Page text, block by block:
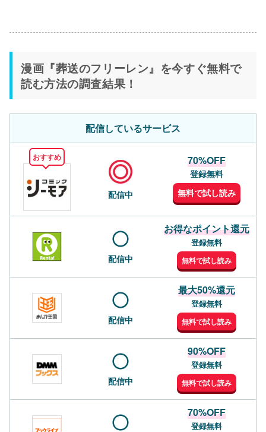
漫画『葬送のフリーレン』を今すぐ無料で
読む方法の調査結果！
配信しているサービス
おすすめ
配信中
70%OFF
登録無料
無料で試し読み
配信中
お得なポイント還元
登録無料
無料で試し読み
配信中
最大50%還元
登録無料
無料で試し読み
配信中
90%OFF
登録無料
無料で試し読み
70%OFF
登録無料